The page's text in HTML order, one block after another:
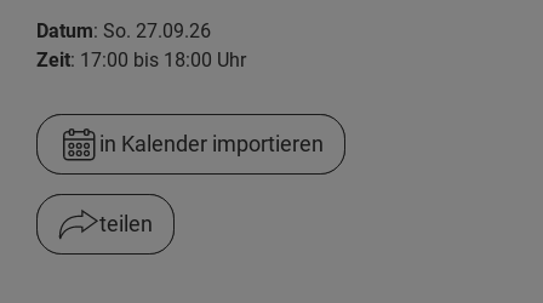
Datum: So. 27.09.26
Zeit: 17:00 bis 18:00 Uhr
in Kalender importieren
teilen